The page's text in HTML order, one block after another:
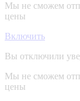
Мы не сможем
цены
Включить
Вы отключили
Мы не сможем
цены